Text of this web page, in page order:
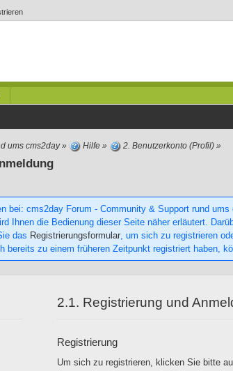
ums cms2day» Hilfe » 2. Benutzerkonto (Profil) »
bei: cms2day Forum - Community & Support rund
Ihnen die Bedienung dieser Seite näher erläutert.
das Registrierungsformular, um sich zu registrieren
bereits zu einem früheren Zeitpunkt registriert haben,
2.1. Registrierung und
Registrierung
Um sich zu registrieren, klicken Sie bitte